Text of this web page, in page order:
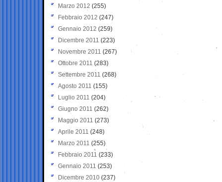
Marzo 2012 (255)
Febbraio 2012 (247)
Gennaio 2012 (259)
Dicembre 2011 (223)
Novembre 2011 (267)
Ottobre 2011 (283)
Settembre 2011 (268)
Agosto 2011 (155)
Luglio 2011 (204)
Giugno 2011 (262)
Maggio 2011 (273)
Aprile 2011 (248)
Marzo 2011 (255)
Febbraio 2011 (233)
Gennaio 2011 (253)
Dicembre 2010 (237)